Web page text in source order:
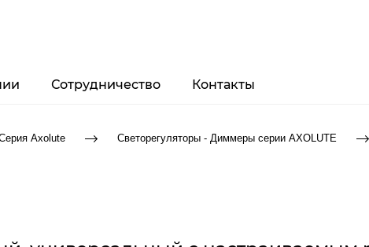
Сотрудничество Контакты
Axolute Светорегуляторы - Диммеры серии AXOLUTE